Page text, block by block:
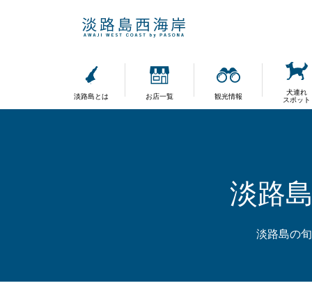
淡路島とは お店一覧 観光情報
犬連れ
スポット
淡路
淡路島の